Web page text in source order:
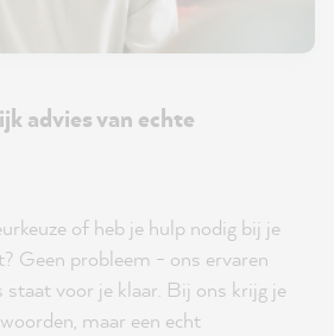
advies van echte
of heb je hulp nodig bij je
Geen probleem - ons ervaren
staat voor je klaar. Bij ons krijg je
maar een echt